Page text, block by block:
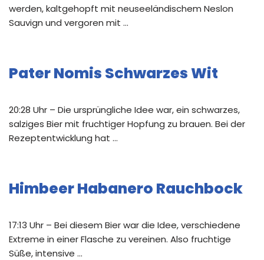
werden, kaltgehopft mit neuseeländischem Neslon
Sauvign und vergoren mit …
Pater Nomis Schwarzes Wit
20:28 Uhr – Die ursprüngliche Idee war, ein schwarzes,
salziges Bier mit fruchtiger Hopfung zu brauen. Bei der
Rezeptentwicklung hat …
Himbeer Habanero Rauchbock
17:13 Uhr – Bei diesem Bier war die Idee, verschiedene
Extreme in einer Flasche zu vereinen. Also fruchtige
Süße, intensive …